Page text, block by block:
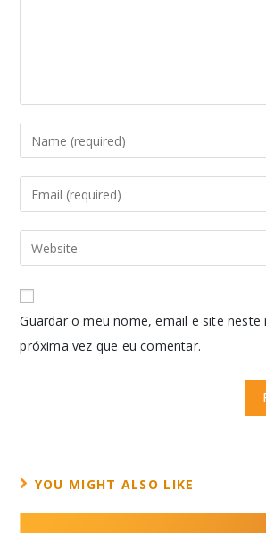
Guardar o meu nome, email e site neste
próxima vez que eu comentar.
YOU MIGHT ALSO LIKE